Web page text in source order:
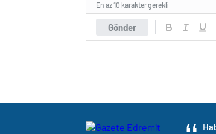
Gönder
En az 10 karakter gerekli